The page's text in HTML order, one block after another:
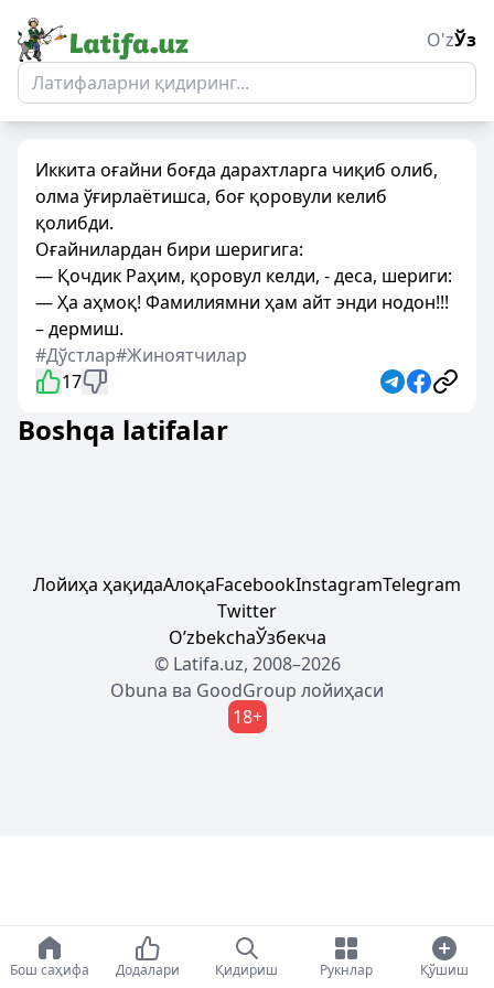
O'zЎз
Иккита оғайни боғда дарахтларга чиқиб олиб,
олма ўғирлаётишса, боғ қоровули келиб
қолибди.
Оғайнилардан бири шеригига:
— Қочдик Раҳим, қоровул келди, - деса, шериги:
— Ҳа аҳмоқ! Фамилиямни ҳам айт энди нодон!!!
– дермиш.
#Дўстлар#Жиноятчилар
17
Boshqa latifalar
Лойиҳа ҳақидаАлоқаFacebookInstagramTelegram
Twitter
OʼzbekchaЎзбекча
© Latifa.uz, 2008–2026
Obuna ва GoodGroup лойиҳаси
18+
Бош саҳифа Додалари Қидириш Рукнлар Қўшиш